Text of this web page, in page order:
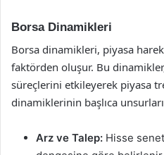
Borsa Dinamikleri
Borsa dinamikleri, piyasa
faktörden oluşur. Bu
süreçlerini etkileyerek piyasa
dinamiklerinin başlıca
Arz ve Talep: Hisse